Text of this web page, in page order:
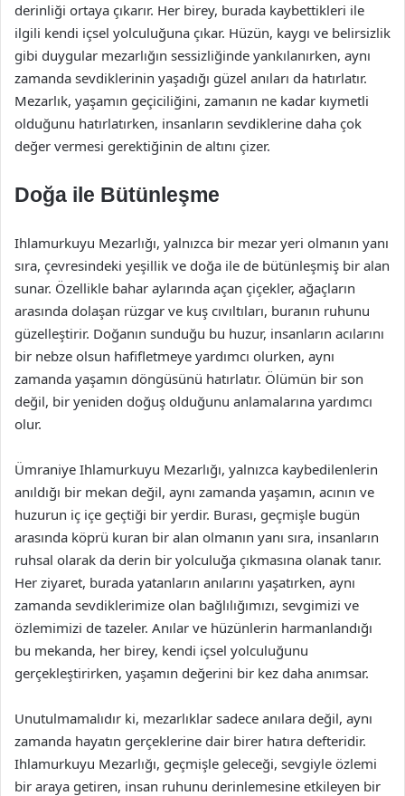
derinliği ortaya çıkarır. Her birey, burada kaybettikleri ile
ilgili kendi içsel yolculuğuna çıkar. Hüzün, kaygı ve belirsizlik
gibi duygular mezarlığın sessizliğinde yankılanırken, aynı
zamanda sevdiklerinin yaşadığı güzel anıları da hatırlatır.
Mezarlık, yaşamın geçiciliğini, zamanın ne kadar kıymetli
olduğunu hatırlatırken, insanların sevdiklerine daha çok
değer vermesi gerektiğinin de altını çizer.
Doğa ile Bütünleşme
Ihlamurkuyu Mezarlığı, yalnızca bir mezar yeri olmanın yanı
sıra, çevresindeki yeşillik ve doğa ile de bütünleşmiş bir alan
sunar. Özellikle bahar aylarında açan çiçekler, ağaçların
arasında dolaşan rüzgar ve kuş cıvıltıları, buranın ruhunu
güzelleştirir. Doğanın sunduğu bu huzur, insanların acılarını
bir nebze olsun hafifletmeye yardımcı olurken, aynı
zamanda yaşamın döngüsünü hatırlatır. Ölümün bir son
değil, bir yeniden doğuş olduğunu anlamalarına yardımcı
olur.
Ümraniye Ihlamurkuyu Mezarlığı, yalnızca kaybedilenlerin
anıldığı bir mekan değil, aynı zamanda yaşamın, acının ve
huzurun iç içe geçtiği bir yerdir. Burası, geçmişle bugün
arasında köprü kuran bir alan olmanın yanı sıra, insanların
ruhsal olarak da derin bir yolculuğa çıkmasına olanak tanır.
Her ziyaret, burada yatanların anılarını yaşatırken, aynı
zamanda sevdiklerimize olan bağlılığımızı, sevgimizi ve
özlemimizi de tazeler. Anılar ve hüzünlerin harmanlandığı
bu mekanda, her birey, kendi içsel yolculuğunu
gerçekleştirirken, yaşamın değerini bir kez daha anımsar.
Unutulmamalıdır ki, mezarlıklar sadece anılara değil, aynı
zamanda hayatın gerçeklerine dair birer hatıra defteridir.
Ihlamurkuyu Mezarlığı, geçmişle geleceği, sevgiyle özlemi
bir araya getiren, insan ruhunu derinlemesine etkileyen bir